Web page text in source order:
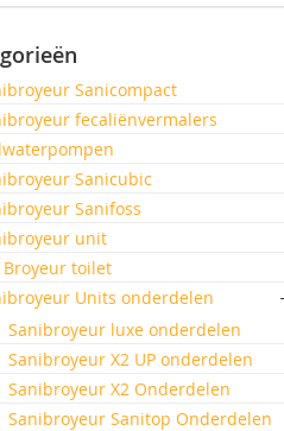
Sanicompact
fecaliënvermalers
Sanicubic
Sanifoss
unit
Broyeur toilet
Units onderdelen
Sanibroyeur luxe onderdelen
Sanibroyeur X2 UP onderdelen
Sanibroyeur X2 Onderdelen
Sanibroyeur Sanitop Onderdelen